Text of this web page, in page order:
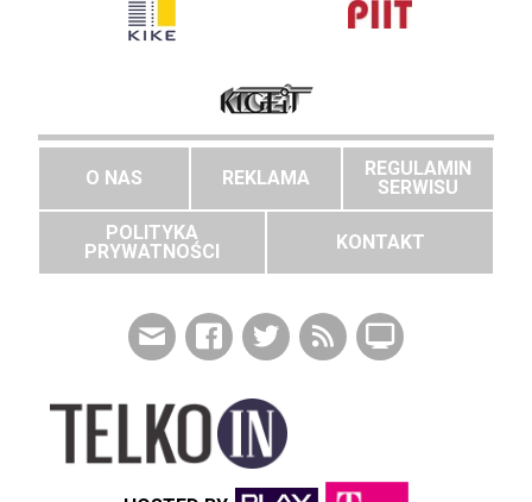
O NAS REKLAMA
REGULAMIN
SERWISU
POLITYKA
PRYWATNOŚCI
KONTAKT